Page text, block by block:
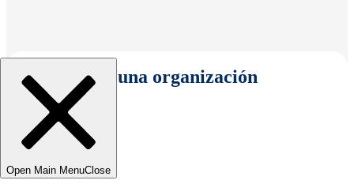
Seleccionar una organización
Open Main MenuClose